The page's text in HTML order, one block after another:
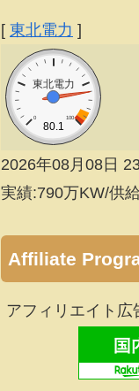
[ 東北電力 ]
東北電力
0 100
80.1
2026年08月08日
実績:790万KW/供
Affiliate
アフィリエイト広